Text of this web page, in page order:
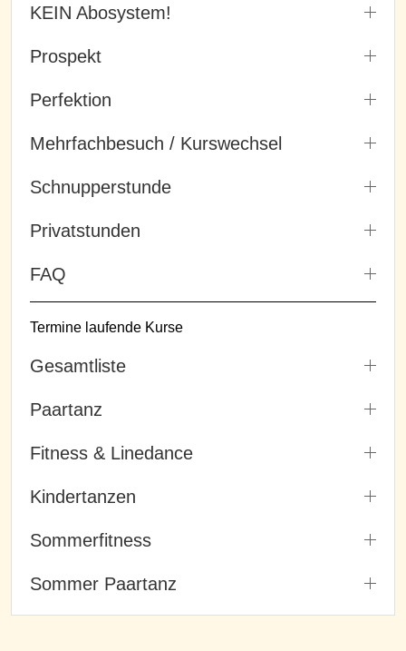
KEIN Abosystem!
Prospekt
Perfektion
Mehrfachbesuch / Kurswechsel
Schnupperstunde
Privatstunden
FAQ
Termine laufende Kurse
Gesamtliste
Paartanz
Fitness & Linedance
Kindertanzen
Sommerfitness
Sommer Paartanz